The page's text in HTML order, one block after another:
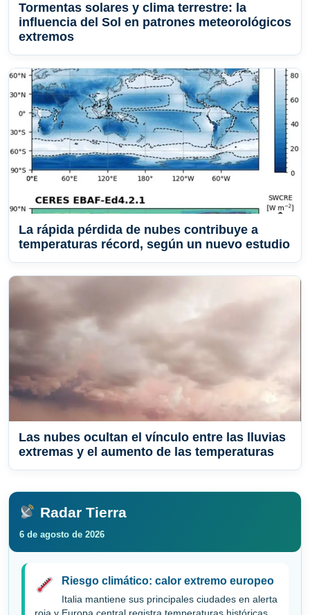
Tormentas solares y clima terrestre: la
influencia del Sol en patrones meteorológicos
extremos
La rápida pérdida de nubes contribuye a
temperaturas récord, según un nuevo estudio
Las nubes ocultan el vínculo entre las lluvias
extremas y el aumento de las temperaturas
Radar Tierra
6 de agosto de 2026
Riesgo climático: calor extremo europeo
Italia mantiene sus principales ciudades en alerta